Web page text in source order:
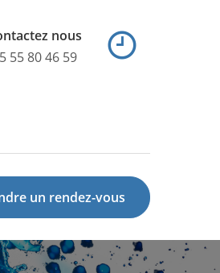
nous
55 80 46 59
un rendez-vous